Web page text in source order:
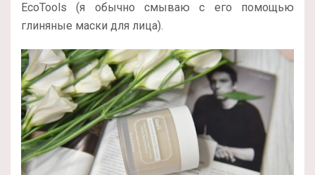
EcoTools (я обычно смываю с его помощью
глиняные маски для лица).